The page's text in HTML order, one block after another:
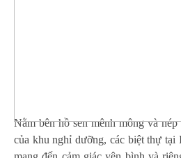
Nằm bên hồ sen mênh mông và
của khu nghỉ dưỡng, các biệt thự tại